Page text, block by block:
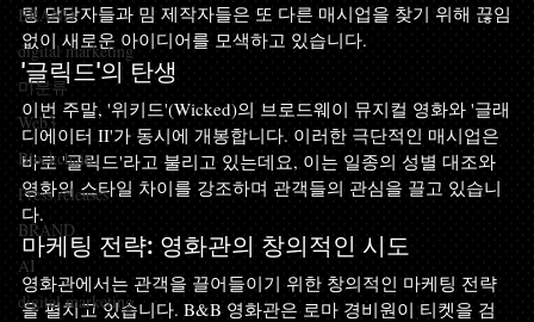
BRAND
digital marketing
미분류
Web3
Blockchain
Press releases
BRAND
AI
digital marketing
팅 담당자들과 밈 제작자들은 또 다른 매시업을 찾기 위해 끊임
없이 새로운 아이디어를 모색하고 있습니다.
'글릭드'의 탄생
이번 주말, '위키드'(Wicked)의 브로드웨이 뮤지컬 영화와 '글래
디에이터 II'가 동시에 개봉합니다. 이러한 극단적인 매시업은
바로 '글릭드'라고 불리고 있는데요, 이는 일종의 성별 대조와
영화의 스타일 차이를 강조하며 관객들의 관심을 끌고 있습니
다.
마케팅 전략: 영화관의 창의적인 시도
영화관에서는 관객을 끌어들이기 위한 창의적인 마케팅 전략
을 펼치고 있습니다. B&B 영화관은 로마 경비원이 티켓을 검